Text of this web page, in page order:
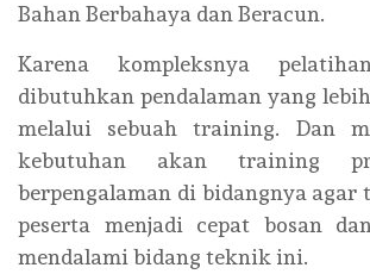
Bahan Berbahaya dan Beracun.
Karena kompleksnya
dibutuhkan pendalaman yang
melalui sebuah training. Dan
kebutuhan akan training
berpengalaman di bidangnya agar
peserta menjadi cepat bosan
mendalami bidang teknik ini.